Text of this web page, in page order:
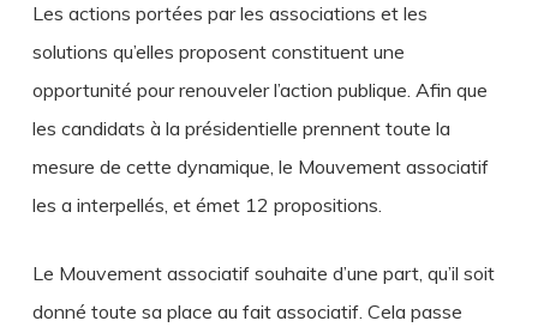
Les actions portées par les associations et les
solutions qu’elles proposent constituent une
opportunité pour renouveler l’action publique. Afin que
les candidats à la présidentielle prennent toute la
mesure de cette dynamique, le Mouvement associatif
les a interpellés, et émet 12 propositions.
Le Mouvement associatif souhaite d’une part, qu’il soit
donné toute sa place au fait associatif. Cela passe